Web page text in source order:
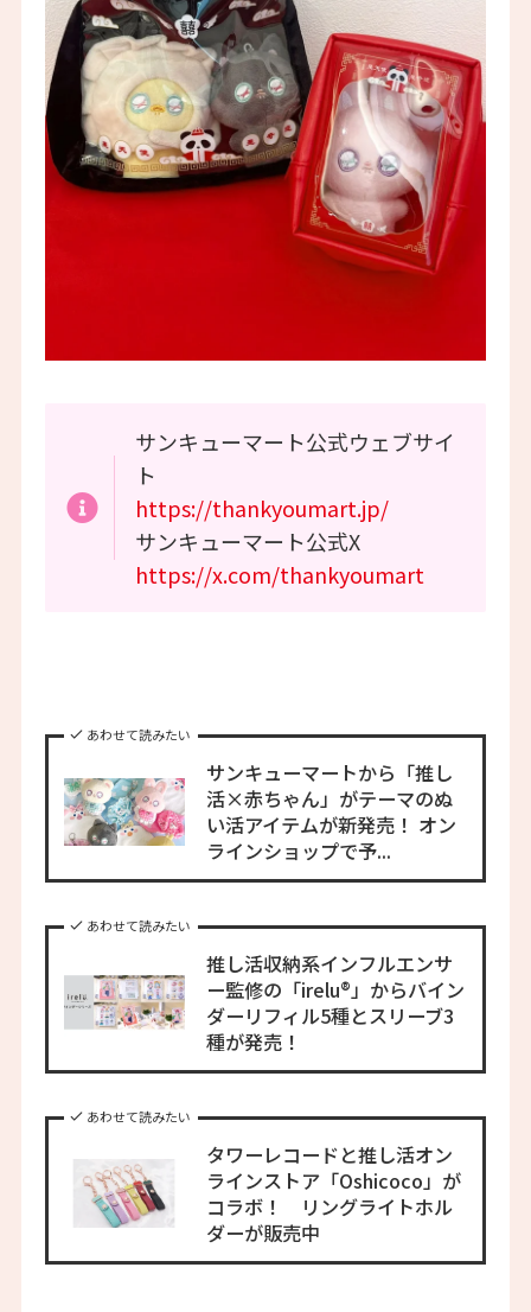
サンキューマート公式ウェブサイ
ト
https://thankyoumart.jp/
サンキューマート公式X
https://x.com/thankyoumart
あわせて読みたい
サンキューマートから「推し
活×赤ちゃん」がテーマのぬ
い活アイテムが新発売！ オン
ラインショップで予...
あわせて読みたい
推し活収納系インフルエンサ
ー監修の「irelu®」からバイン
ダーリフィル5種とスリーブ3
種が発売！
あわせて読みたい
タワーレコードと推し活オン
ラインストア「Oshicoco」が
コラボ！ リングライトホル
ダーが販売中